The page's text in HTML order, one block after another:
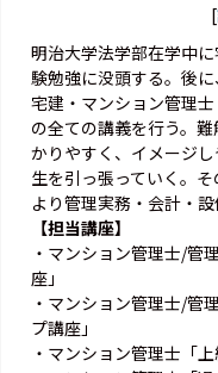
[
明治大学法学部在学中
験勉強に没頭する。後に
宅建・マンション管理
の全ての講義を行う。
かりやすく、イメージ
生を引っ張っていく。
より管理実務・会計・設
【担当講座】
・マンション管理士/管
座」
・マンション管理士/管
プ講座」
・マンション管理士「